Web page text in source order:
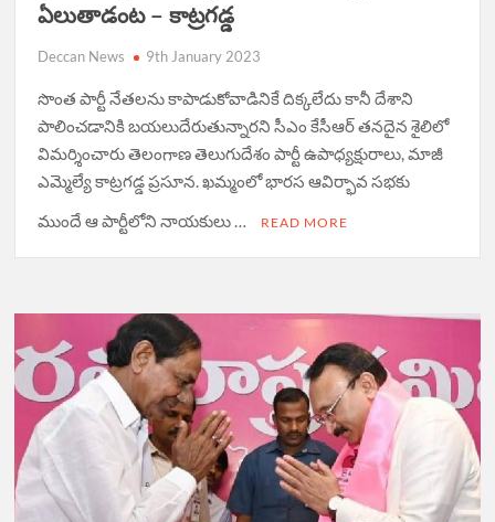
ఏలుతాడంట – కాట్రగడ్డ
Deccan News 9th January 2023
సొంత పార్టీ నేతలను కాపాడుకోవాడినికే దిక్కలేదు కానీ దేశాని
పాలించడానికి బయలుదేరుతున్నారని సీఎం కేసీఆర్ తనదైన శైలిలో
విమర్శించారు తెలంగాణ తెలుగుదేశం పార్టీ ఉపాధ్యక్షురాలు, మాజీ
ఎమ్మెల్యే కాట్రగడ్డ ప్రసూన. ఖమ్మంలో భారస ఆవిర్భావ సభకు
ముందే ఆ పార్టీలోని నాయకులు …
READ MORE